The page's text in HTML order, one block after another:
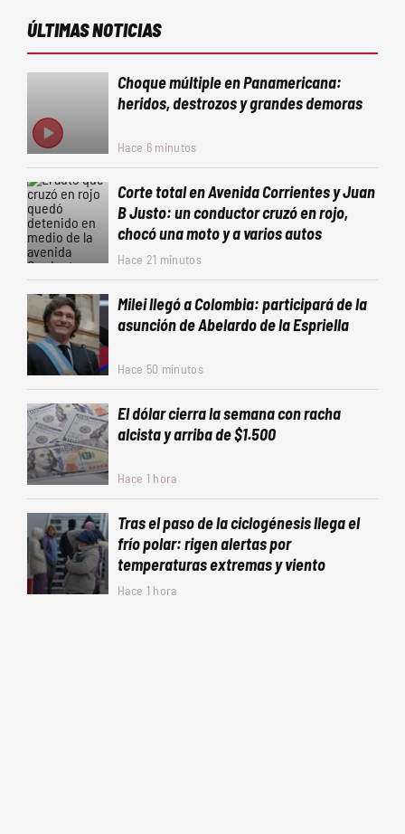
ÚLTIMAS NOTICIAS
Choque múltiple en Panamericana:
heridos, destrozos y grandes demoras
Hace 6 minutos
Corte total en Avenida Corrientes y Juan
B Justo: un conductor cruzó en rojo,
chocó una moto y a varios autos
Hace 21 minutos
Milei llegó a Colombia: participará de la
asunción de Abelardo de la Espriella
Hace 50 minutos
El dólar cierra la semana con racha
alcista y arriba de $1.500
Hace 1 hora
Tras el paso de la ciclogénesis llega el
frío polar: rigen alertas por
temperaturas extremas y viento
Hace 1 hora